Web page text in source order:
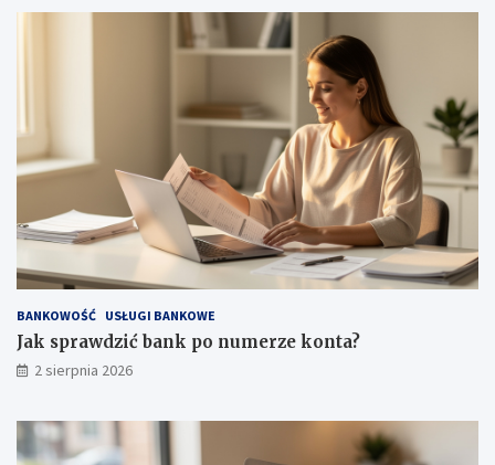
BANKOWOŚĆ USŁUGI BANKOWE
Jak sprawdzić bank po numerze konta?
2 sierpnia 2026